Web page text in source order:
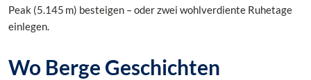
Peak (5.145 m) besteigen – oder zwei wohlverdiente Ruhetage
einlegen.
Wo Berge Geschichten